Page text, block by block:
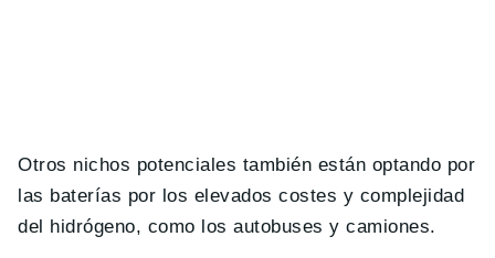
Otros nichos potenciales también están optando por
las baterías por los elevados costes y complejidad
del hidrógeno, como los autobuses y camiones.